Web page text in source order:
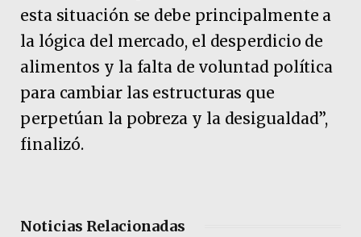
esta situación se debe principalmente a
la lógica del mercado, el desperdicio de
alimentos y la falta de voluntad política
para cambiar las estructuras que
perpetúan la pobreza y la desigualdad”,
finalizó.
Noticias Relacionadas